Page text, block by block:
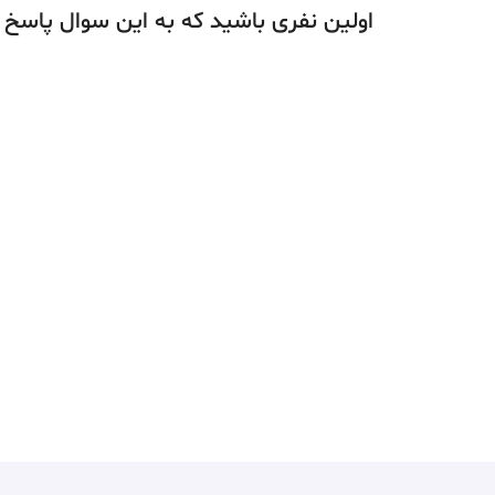
اولین نفری باشید که به این سوال